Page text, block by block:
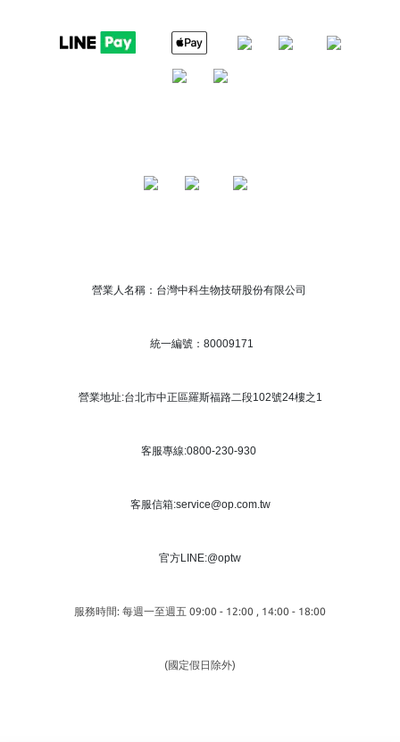
營業人名稱：台灣中科生物技研股份有限公司
統一編號：80009171
營業地址:台北市中正區羅斯福路二段102號24樓之1
客服專線:0800-230-930
客服信箱:service@op.com.tw
官方LINE:@optw
服務時間: 每週一至週五 09:00 - 12:00 , 14:00 - 18:00
(國定假日除外)